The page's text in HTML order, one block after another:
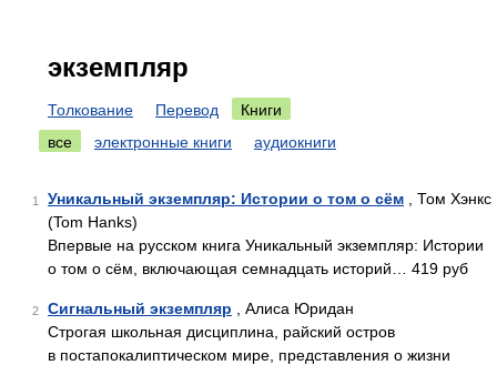
экземпляр
Толкование Перевод
Книги
все
электронные книги аудиокниги
1 Уникальный экземпляр: Истории о том о сём , Том Хэнкс
(Tom Hanks)
Впервые на русском книга Уникальный экземпляр: Истории
о том о сём, включающая семнадцать историй… 419 руб
2 Сигнальный экземпляр , Алиса Юридан
Строгая школьная дисциплина, райский остров
в постапокалиптическом мире, представления о жизни